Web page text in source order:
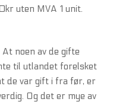
uten MVA 1 unit.
noen av de gifte
til utlandet forelsket
de var gift i fra før, er
​Og det er mye av